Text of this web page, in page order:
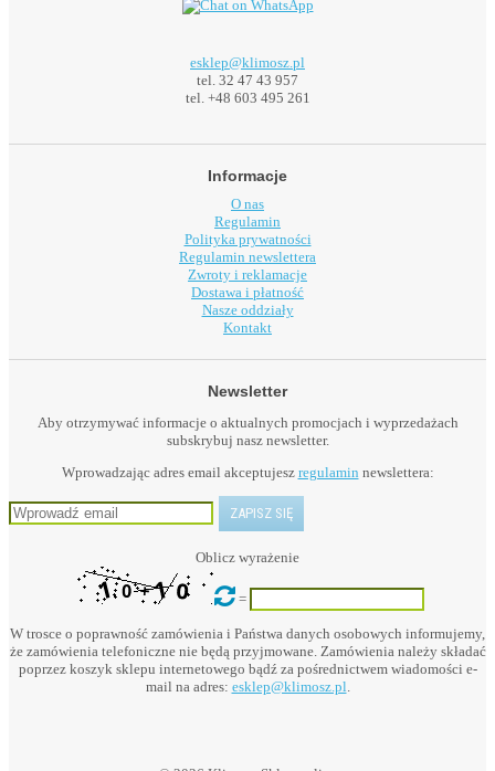
esklep@klimosz.pl
tel. 32 47 43 957
tel. +48 603 495 261
Informacje
O nas
Regulamin
Polityka prywatności
Regulamin newslettera
Zwroty i reklamacje
Dostawa i płatność
Nasze oddziały
Kontakt
Newsletter
Aby otrzymywać informacje o aktualnych promocjach i wyprzedażach
subskrybuj nasz newsletter.
Wprowadzając adres email akceptujesz regulamin newslettera:
Oblicz wyrażenie
=
W trosce o poprawność zamówienia i Państwa danych osobowych informujemy,
że zamówienia telefoniczne nie będą przyjmowane. Zamówienia należy składać
poprzez koszyk sklepu internetowego bądź za pośrednictwem wiadomości e-
mail na adres: esklep@klimosz.pl